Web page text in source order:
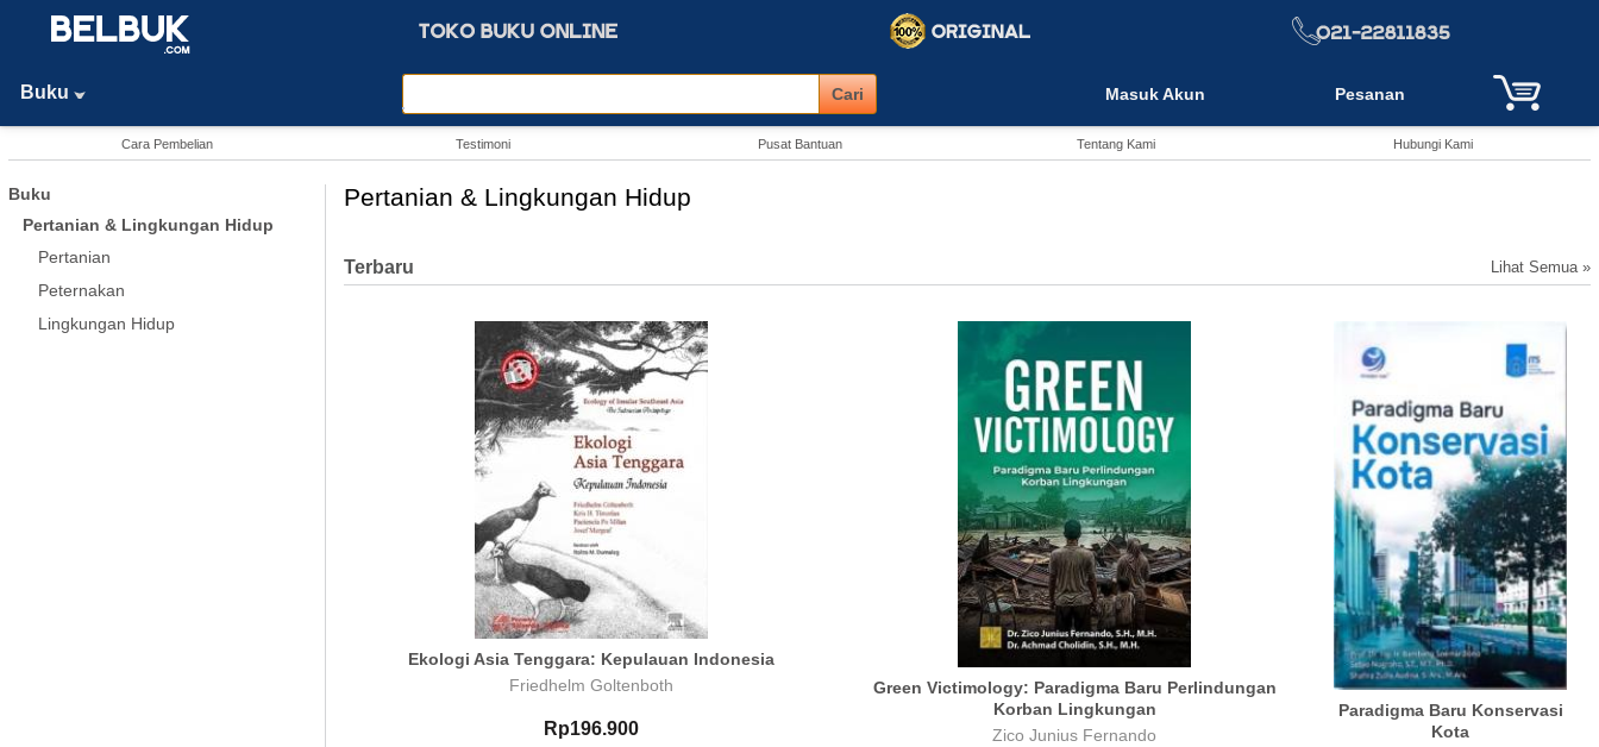
Buku Masuk Akun Pesanan
Cara Pembelian Testimoni Pusat Bantuan Tentang Kami Hubungi Kami
Buku
Pertanian & Lingkungan Hidup
Pertanian
Peternakan
Lingkungan Hidup
Pertanian & Lingkungan Hidup
Terbaru Lihat Semua »
Ekologi Asia Tenggara: Kepulauan Indonesia
Friedhelm Goltenboth
Rp196.900
Green Victimology: Paradigma Baru Perlindungan
Korban Lingkungan
Zico Junius Fernando
Paradigma Baru Konservasi
Kota